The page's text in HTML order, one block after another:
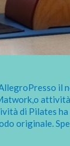
il
attività
di Pilates
originale.